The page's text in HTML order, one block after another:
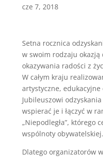
cze 7, 2018
Setna rocznica
w swoim rodzaju
okazywania radości z
W całym kraju
artystyczne,
Jubileuszowi
wspierać je i łączyć w
„Niepodległa”, którego
wspólnoty obywatelskiej.
Dlatego organizatorów